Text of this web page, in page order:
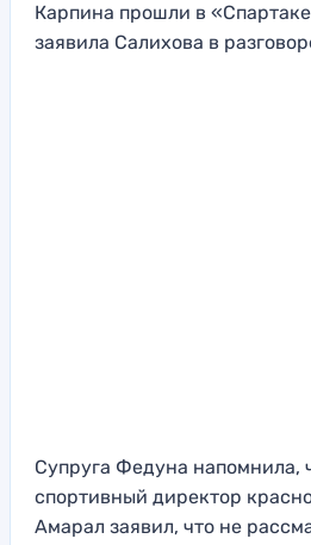
Карпина прошли в
заявила Салихова в
Супруга Федуна напомнила,
спортивный директор
Амарал заявил, что не